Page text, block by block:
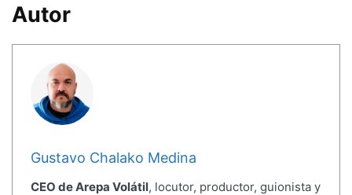
Autor
Gustavo Chalako Medina
CEO de Arepa Volátil, locutor, productor, guionista y